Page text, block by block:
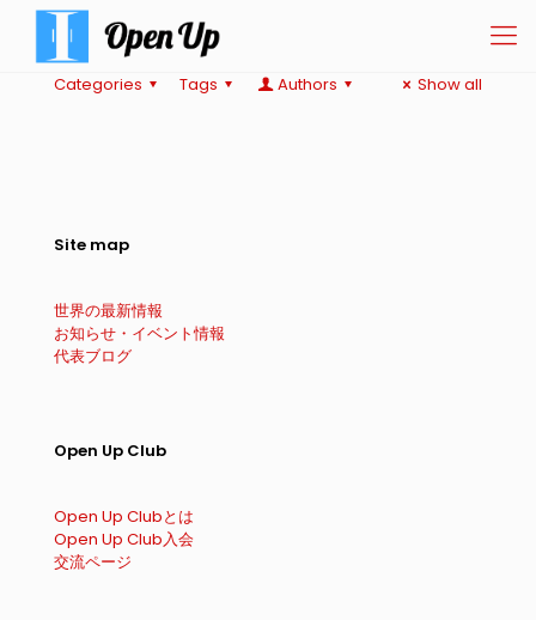
Categories Tags Authors Show all
Site map
世界の最新情報
お知らせ・イベント情報
代表ブログ
Open Up Club
Open Up Clubとは
Open Up Club入会
交流ページ